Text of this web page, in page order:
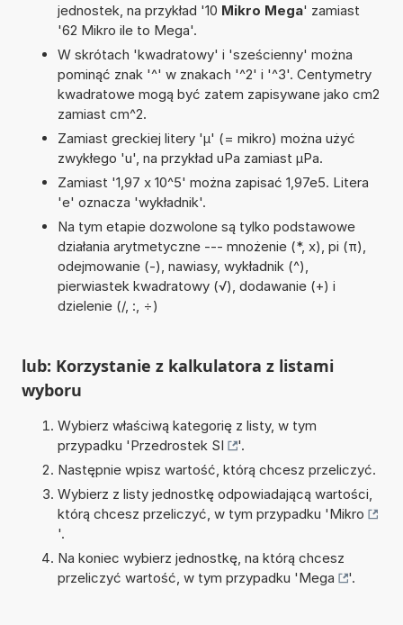
jednostek, na przykład '10 Mikro Mega' zamiast
'62 Mikro ile to Mega'.
W skrótach 'kwadratowy' i 'sześcienny' można
pominąć znak '^' w znakach '^2' i '^3'. Centymetry
kwadratowe mogą być zatem zapisywane jako cm2
zamiast cm^2.
Zamiast greckiej litery 'µ' (= mikro) można użyć
zwykłego 'u', na przykład uPa zamiast µPa.
Zamiast '1,97 x 10^5' można zapisać 1,97e5. Litera
'e' oznacza 'wykładnik'.
Na tym etapie dozwolone są tylko podstawowe
działania arytmetyczne --- mnożenie (*, x), pi (π),
odejmowanie (-), nawiasy, wykładnik (^),
pierwiastek kwadratowy (√), dodawanie (+) i
dzielenie (/, :, ÷)
lub: Korzystanie z kalkulatora z listami
wyboru
Wybierz właściwą kategorię z listy, w tym
przypadku 'Przedrostek SI
'.
Następnie wpisz wartość, którą chcesz przeliczyć.
Wybierz z listy jednostkę odpowiadającą wartości,
którą chcesz przeliczyć, w tym przypadku 'Mikro
'.
Na koniec wybierz jednostkę, na którą chcesz
przeliczyć wartość, w tym przypadku 'Mega '.